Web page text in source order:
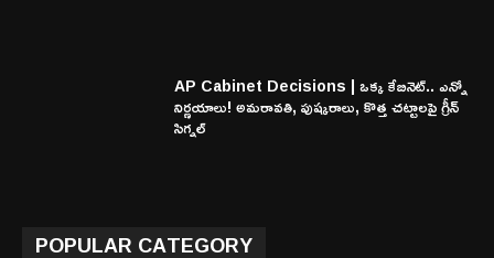
AP Cabinet Decisions | ఒక్క కేబినెట్.. ఎన్నో
నిర్ణయాలు! అమరావతి, పుష్కరాలు, కొత్త చట్టాలపై గ్రీన్
సిగ్నల్
POPULAR CATEGORY